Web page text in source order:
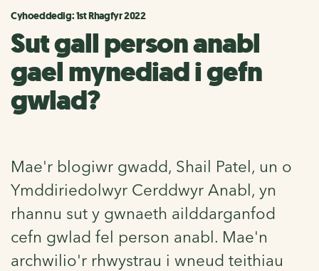
Cyhoeddedig: 1st Rhagfyr 2022
Sut gall person anabl
gael mynediad i gefn
gwlad?
Mae'r blogiwr gwadd, Shail Patel, un o
Ymddiriedolwyr Cerddwyr Anabl, yn
rhannu sut y gwnaeth ailddarganfod
cefn gwlad fel person anabl. Mae'n
archwilio'r rhwystrau i wneud teithiau